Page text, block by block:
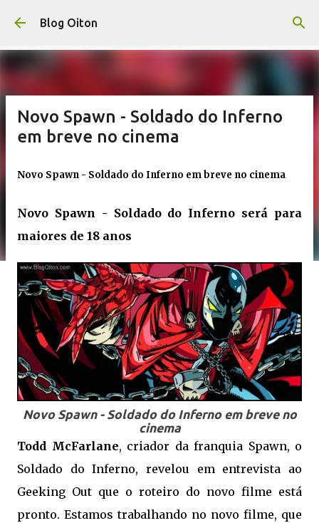
Pular para o conteúdo principal
Blog Oiton
Novo Spawn - Soldado do Inferno
em breve no cinema
Novo Spawn - Soldado do Inferno em breve no cinema
Novo Spawn - Soldado do Inferno será para
maiores de 18 anos
Novo Spawn - Soldado do Inferno em breve no
cinema
Todd McFarlane, criador da franquia Spawn, o
Soldado do Inferno, revelou em entrevista ao
Geeking Out que o roteiro do novo filme está
pronto. Estamos trabalhando no novo filme, que